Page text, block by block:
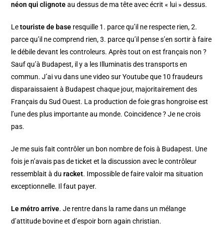
néon qui clignoteau dessus de ma tête avec écrit « lui » dessus.
Letouriste de base resquille 1. parce qu’il ne respecte rien, 2.
parce qu’il ne comprend rien, 3. parce qu’il pense s’en sortir à faire
le débile devant les controleurs. Après tout on est français non ?
Sauf qu’à Budapest, il y a les Illuminatis des transports en
commun. J’ai vu dans une video sur Youtube que 10 fraudeurs
disparaissaient à Budapest chaque jour, majoritairement des
Français du Sud Ouest. La production de foie gras hongroise est
l’une des plus importante au monde. Coincidence ? Je ne crois
pas.
Je me suis fait contrôler un bon nombre de fois à Budapest. Une
fois je n’avais pas de ticket et la discussion avec le contrôleur
ressemblait à duracket. Impossible de faire valoir ma situation
exceptionnelle. Il faut payer.
Le métro arrive. Je rentre dans la rame dans un mélange
d’attitude bovine et d’espoir born again christian.